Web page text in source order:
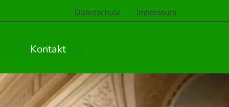
Datenschutz Impressum
Kontakt